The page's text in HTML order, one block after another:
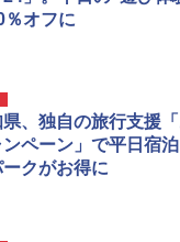
％オフに
、独自の旅行支援
ンペーン」で平日宿
ークがお得に